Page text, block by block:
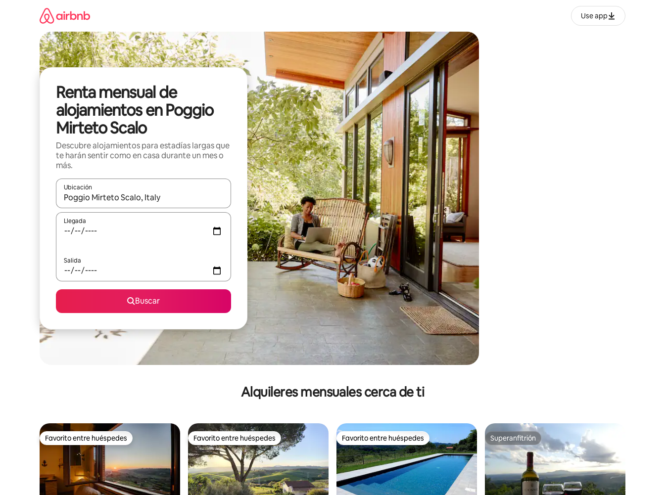
Use app
Renta mensual de
alojamientos en Poggio
Mirteto Scalo
Descubre alojamientos para estadías largas que
te harán sentir como en casa durante un mes o
más.
Ubicación
Cuando los resultados estén disponibles, navega con las teclas de flecha hacia arriba y hacia abajo o explora con el tacto o desliza el dedo.
Llegada
Salida
Buscar
Alquileres mensuales cerca de ti
Favorito entre huéspedes
Favorito entre huéspedes Favorito entre huéspedes
Favorito entre huéspedes Favorito entre huéspedes
Favorito entre huéspedes Superanfitrión
Superanfitrión